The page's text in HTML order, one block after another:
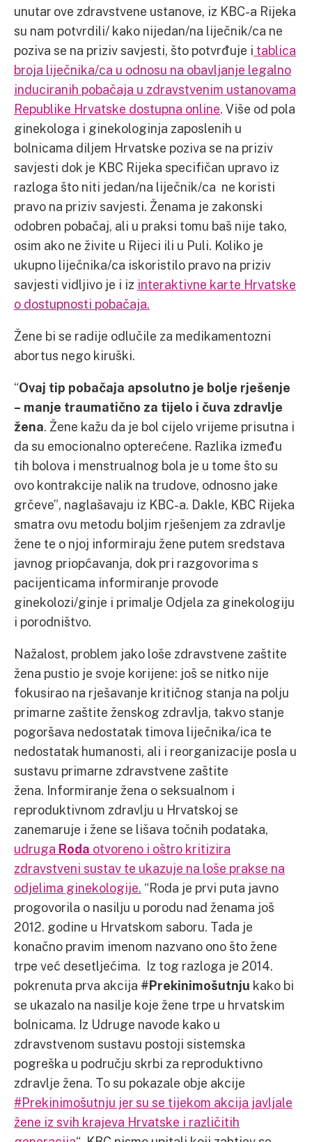
unutar ove zdravstvene ustanove, iz KBC-a Rijeka
su nam potvrdili/ kako nijedan/na liječnik/ca ne
poziva se na priziv savjesti, što potvrđuje i tablica
broja liječnika/ca u odnosu na obavljanje legalno
induciranih pobačaja u zdravstvenim ustanovama
Republike Hrvatske dostupna online. Više od pola
ginekologa i ginekologinja zaposlenih u
bolnicama diljem Hrvatske poziva se na priziv
savjesti dok je KBC Rijeka specifičan upravo iz
razloga što niti jedan/na liječnik/ca ne koristi
pravo na priziv savjesti. Ženama je zakonski
odobren pobačaj, ali u praksi tomu baš nije tako,
osim ako ne živite u Rijeci ili u Puli. Koliko je
ukupno liječnika/ca iskoristilo pravo na priziv
savjesti vidljivo je i iz interaktivne karte Hrvatske
o dostupnosti pobačaja.
Žene bi se radije odlučile za medikamentozni
abortus nego kiruški.
“Ovaj tip pobačaja apsolutno je bolje rješenje
– manje traumatično za tijelo i čuva zdravlje
žena. Žene kažu da je bol cijelo vrijeme prisutna i
da su emocionalno opterećene. Razlika između
tih bolova i menstrualnog bola je u tome što su
ovo kontrakcije nalik na trudove, odnosno jake
grčeve”, naglašavaju iz KBC-a. Dakle, KBC Rijeka
smatra ovu metodu boljim rješenjem za zdravlje
žene te o njoj informiraju žene putem sredstava
javnog priopćavanja, dok pri razgovorima s
pacijenticama informiranje provode
ginekolozi/ginje i primalje Odjela za ginekologiju
i porodništvo.
Nažalost, problem jako loše zdravstvene zaštite
žena pustio je svoje korijene: još se nitko nije
fokusirao na rješavanje kritičnog stanja na polju
primarne zaštite ženskog zdravlja, takvo stanje
pogoršava nedostatak timova liječnika/ica te
nedostatak humanosti, ali i reorganizacije posla u
sustavu primarne zdravstvene zaštite
žena. Informiranje žena o seksualnom i
reproduktivnom zdravlju u Hrvatskoj se
zanemaruje i žene se lišava točnih podataka,
udruga Roda otvoreno i oštro kritizira
zdravstveni sustav te ukazuje na loše prakse na
odjelima ginekologije. “Roda je prvi puta javno
progovorila o nasilju u porodu nad ženama još
2012. godine u Hrvatskom saboru. Tada je
konačno pravim imenom nazvano ono što žene
trpe već desetljećima. Iz tog razloga je 2014.
pokrenuta prva akcija #Prekinimošutnju kako bi
se ukazalo na nasilje koje žene trpe u hrvatskim
bolnicama. Iz Udruge navode kako u
zdravstvenom sustavu postoji sistemska
pogreška u području skrbi za reproduktivno
zdravlje žena. To su pokazale obje akcije
#Prekinimošutnju jer su se tijekom akcija javljale
žene iz svih krajeva Hrvatske i različitih